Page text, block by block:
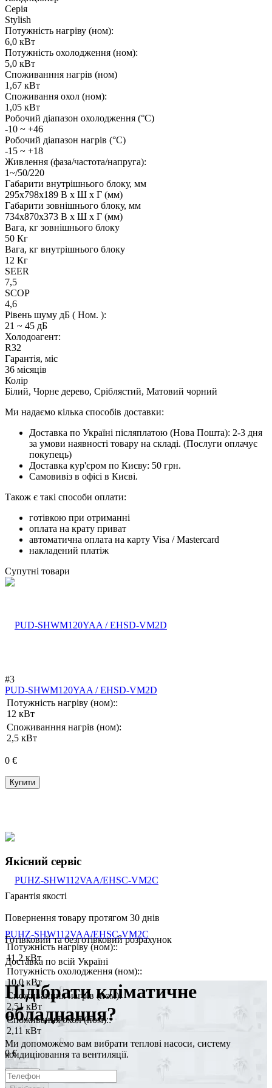
Серія
Stylish
Потужність нагріву (ном):
6,0 кВт
Потужність охолодження (ном):
5,0 кВт
Споживанння нагрів (ном)
1,67 кВт
Споживання охол (ном):
1,05 кВт
Робочий діапазон охолодження (°C)
-10 ~ +46
Робочий діапазон нагрів (°C)
-15 ~ +18
Живлення (фаза/частота/напруга):
1~/50/220
Габарити внутрішнього блоку, мм
295x798x189 В x Ш x Г (мм)
Габарити зовнішнього блоку, мм
734x870x373 В x Ш x Г (мм)
Вага, кг зовнішнього блоку
50 Кг
Вага, кг внутрішнього блоку
12 Кг
SEER
7,5
SCOP
4,6
Рівень шуму дБ ( Ном. ):
21 ~ 45 дБ
Холодоагент:
R32
Гарантія, міс
36 місяців
Колір
Білий, Чорне дерево, Сріблястий, Матовий чорний
Ми надаємо кілька способів доставки:
Доставка по Україні післяплатою (Нова Пошта): 2-3 дня
за умови наявності товару на складі. (Послуги оплачує
покупець)
Доставка кур'єром по Києву: 50 грн.
Самовивіз в офісі в Києві.
Також є такі способи оплати:
готівкою при отриманні
оплата на крату приват
автоматична оплата на карту Visa / Mastercard
накладений платіж
Супутні товари
#3
PUD-SHWM120YAA / EHSD-VM2D
Потужність нагріву (ном)::
12 кВт
Споживанння нагрів (ном):
2,5 кВт
0 €
Купити
PUHZ-SHW112VAA/EHSC-VM2C
Потужність нагріву (ном)::
11,2 кВт
Потужність охолодження (ном)::
10,0 кВт
Споживанння нагрів (ном):
2,51 кВт
Споживання охол (ном)::
2,11 кВт
0 €
Купити
Якісний сервіс
Гарантія якості
Повернення товару протягом 30 днів
Готівковий та безготівковий розрахунок
Доставка по всій Україні
Підібрати кліматичне
обладнання?
Ми допоможемо вам вибрати теплові насоси, систему
кондиціювання та вентиляції.